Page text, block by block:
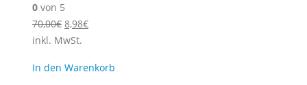
0 von 5
70,00€ Ursprünglicher
Preis
70,00€
8,98€Aktueller
8,98€.
inkl. MwSt.
In den Warenkorb